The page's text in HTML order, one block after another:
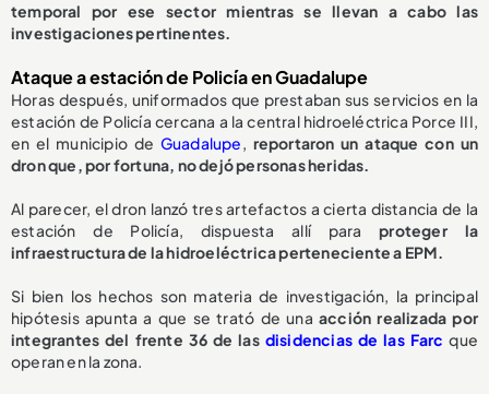
temporal por ese sector mientras se llevan a cabo las
investigaciones pertinentes.
Ataque a estación de Policía en Guadalupe
Horas después, uniformados que prestaban sus servicios en la
estación de Policía cercana a la central hidroeléctrica Porce III,
en el municipio de Guadalupe, reportaron un ataque con un
dron que, por fortuna, no dejó personas heridas.
Al parecer, el dron lanzó tres artefactos a cierta distancia de la
estación de Policía, dispuesta allí paraproteger la
infraestructura de la hidroeléctrica perteneciente a EPM.
Si bien los hechos son materia de investigación, la principal
hipótesis apunta a que se trató de una acción realizada por
integrantes del frente 36 de las disidencias de las Farcque
operan en la zona.